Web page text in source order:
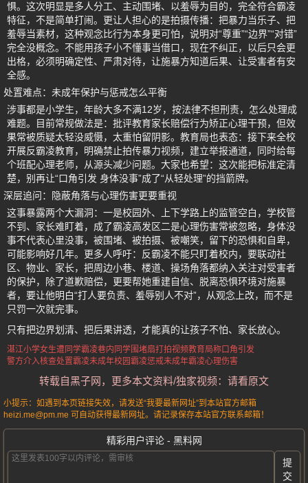
惧。这次明显是多人分工、主动围堵、以羞辱为目的，完全符合霸凌
特征，不是简单打闹。更让人担心的是拍摄传播：把暴力当乐子、把
羞辱当素材，这种观念比行为本身更可怕，说明对“尊重”“边界”“对错”
完全没概念。不能用孩子小不懂事当借口，现在不纠正，以后只会更
出格，必须明确定性、严肃对待，让施暴方知道后果、让受害者有安
全感。
处置难点：未成年保护与惩戒怎么平衡
涉事都是小学生，年龄大多不满12岁，按法律不担刑责，怎么处理成
难题。目前常规做法是：批评教育家长赔偿行为矫正心理干预，但效
果常被质疑太轻没威慑，太重怕留阴影。教育局也表态：接下来全校
开展反霸凌教育，明确禁止拍传暴力视频，建立举报通道，同时给每
个班配心理老师，从源头减少问题。大家也希望：这次能把标准定清
楚，别再让“口角引发 身体没事”成了“从轻处理”的挡箭牌。
深层追问：隐蔽角落与心理伤害更要重视
这事暴露两个大漏洞：一是校园外、上下学路上的监管空白，学校管
不到、家长难盯着，成了霸凌高发区二是心理伤害常被忽略，身体没
事不代表心里没事，被围堵、被拍摄、被嘲笑，留下的恐惧和自卑，
可能影响好几年。更多人呼吁：反霸凌不能只盯着校内，要联动社
区、物业、家长，把周边小巷、楼道、操场角落都纳入关注对受害者
的保护，除了道歉赔偿，更要帮她重建自信、脱离恐惧环境对施暴
者，要让他明白“打人要负责、羞辱别人不对”，从观念上改，而不是
只罚一次就完事。
只有把边界划清、把后果讲透，才能真的让孩子不怕、家长放心。
湛江小学女生遭同学霸凌巷内同学围堵扇打拍视频教育局称口角引发
警方介入核查处置霸凌未成年校园霸凌惩戒未成年霸凌心理伤害
转载自黑子网，更多本文资料/独家视频：请看原文
小提示：如遇到本页链接失效，请发送“我要最新网址”到本站官方邮箱
heizi.me@pm.me 可自动获得最新网址。请记录保存本站官方联系邮箱！
精彩用户评论 - 黑料网
提
交